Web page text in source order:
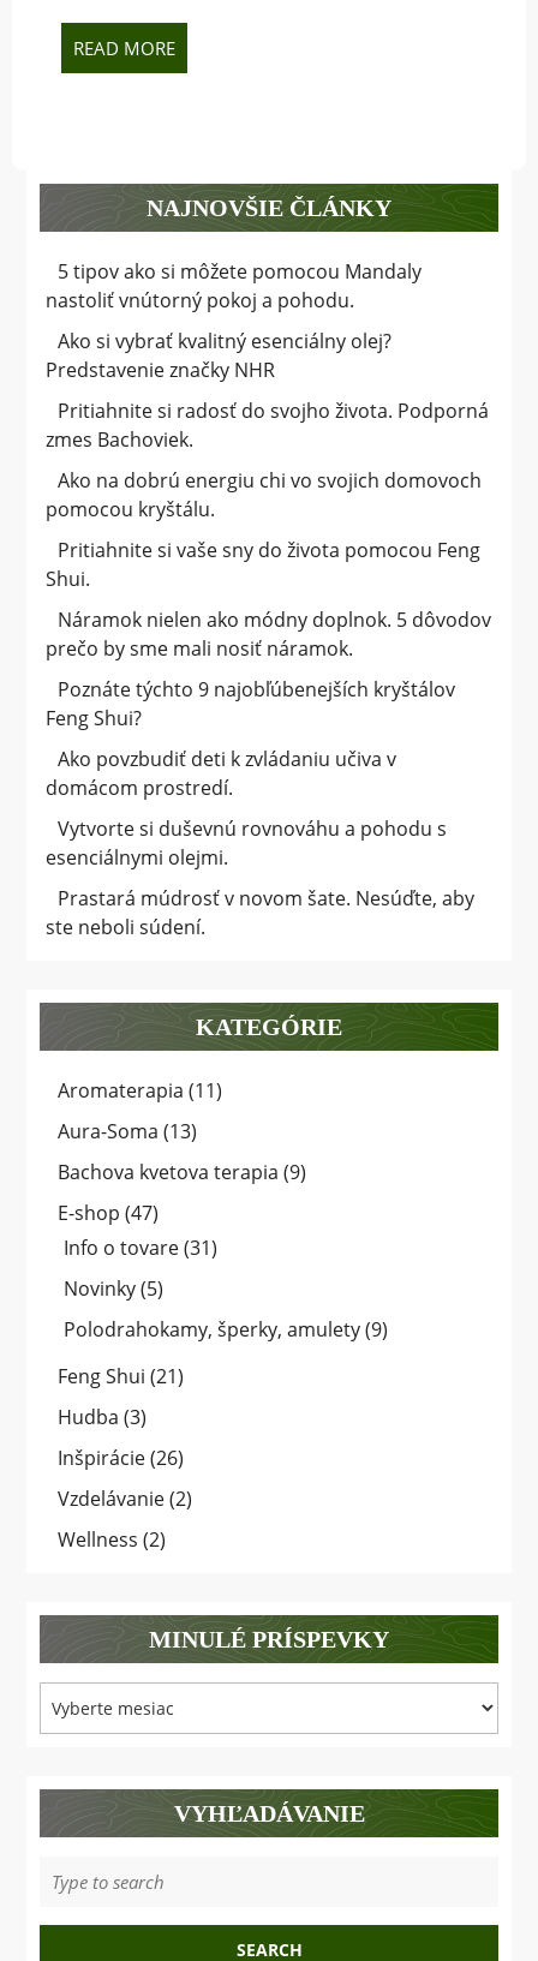
READ MOREREAD
MORE
NAJNOVŠIE ČLÁNKY
5 tipov ako si môžete pomocou Mandaly
nastoliť vnútorný pokoj a pohodu.
Ako si vybrať kvalitný esenciálny olej?
Predstavenie značky NHR
Pritiahnite si radosť do svojho života. Podporná
zmes Bachoviek.
Ako na dobrú energiu chi vo svojich domovoch
pomocou kryštálu.
Pritiahnite si vaše sny do života pomocou Feng
Shui.
Náramok nielen ako módny doplnok. 5 dôvodov
prečo by sme mali nosiť náramok.
Poznáte týchto 9 najobľúbenejších kryštálov
Feng Shui?
Ako povzbudiť deti k zvládaniu učiva v
domácom prostredí.
Vytvorte si duševnú rovnováhu a pohodu s
esenciálnymi olejmi.
Prastará múdrosť v novom šate. Nesúďte, aby
ste neboli súdení.
KATEGÓRIE
Aromaterapia (11)
Aura-Soma (13)
Bachova kvetova terapia (9)
E-shop (47)
Info o tovare(31)
Novinky(5)
Polodrahokamy, šperky, amulety(9)
Feng Shui (21)
Hudba (3)
Inšpirácie(26)
Vzdelávanie(2)
Wellness (2)
MINULÉ PRÍSPEVKY
príspevky
VYHĽADÁVANIE
for: